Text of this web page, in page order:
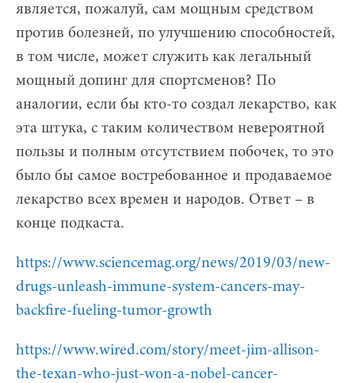
является, пожалуй, сам мощным средством
против болезней, по улучшению способностей,
в том числе, может служить как легальный
мощный допинг для спортсменов? По
аналогии, если бы кто-то создал лекарство, как
эта штука, с таким количеством невероятной
пользы и полным отсутствием побочек, то это
было бы самое востребованное и продаваемое
лекарство всех времен и народов. Ответ – в
конце подкаста.
https://www.sciencemag.org/news/2019/03/new-
drugs-unleash-immune-system-cancers-may-
backfire-fueling-tumor-growth
https://www.wired.com/story/meet-jim-allison-
the-texan-who-just-won-a-nobel-cancer-